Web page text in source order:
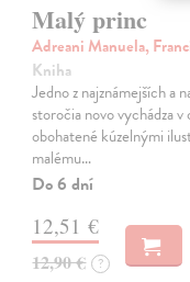
Malý princ
Adreani Manuela,
Kniha
Jedno z najznámejších a
storočia novo vychádza
obohatené kúzelnými
malému…
Do 6 dní
12,51 €
12,90 € ?